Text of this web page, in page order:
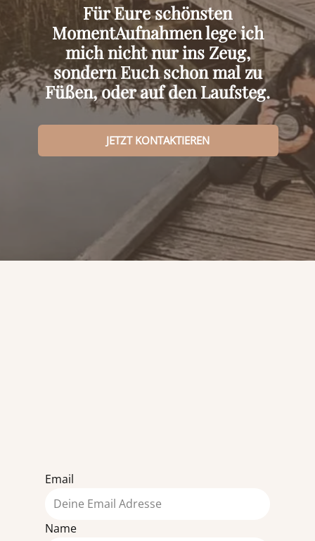
Für Eure schönsten
MomentAufnahmen lege ich
mich nicht nur ins Zeug,
sondern Euch schon mal zu
Füßen, oder auf den Laufsteg.
JETZT KONTAKTIEREN
Email
Name